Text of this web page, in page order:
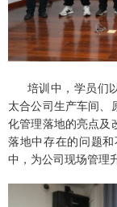
培训中，学员们
太合公司生产车间、
化管理落地的亮点及
落地中存在的问题
中，为公司现场管理